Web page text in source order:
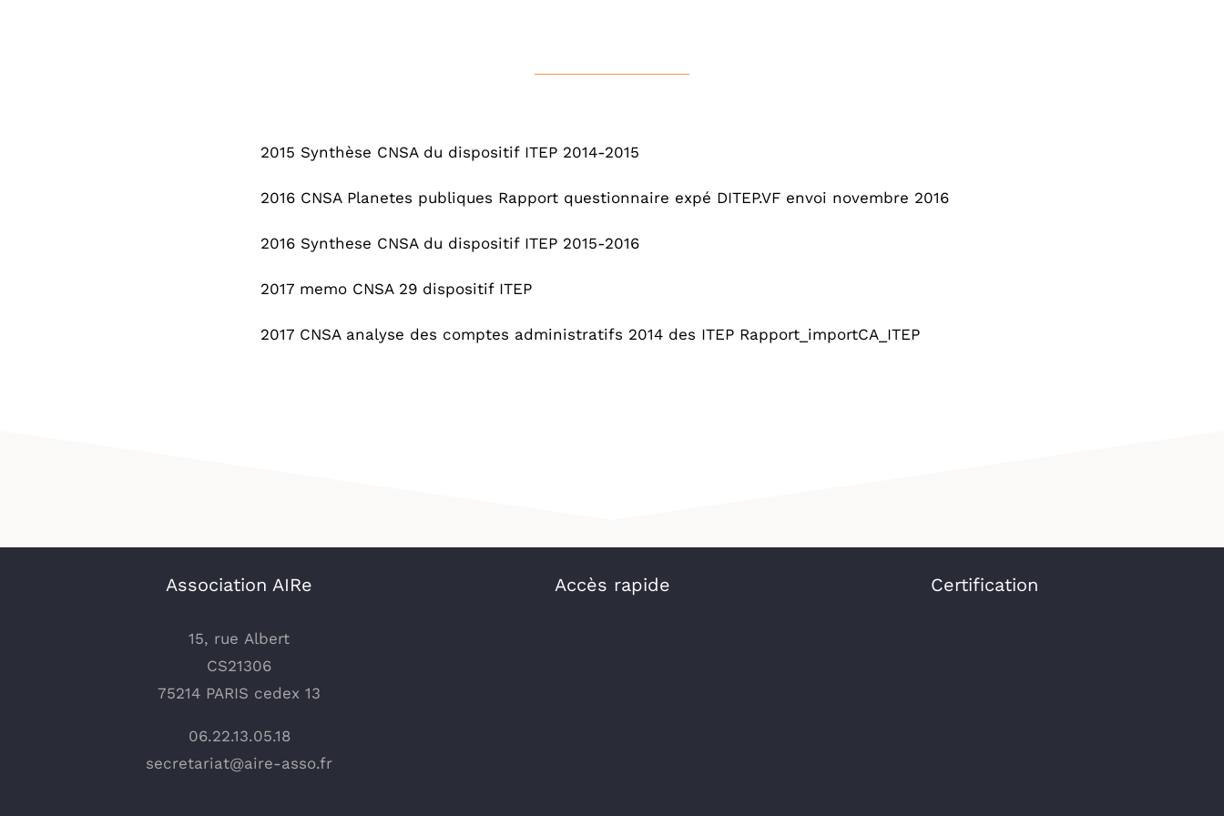
2015 Synthèse CNSA du dispositif ITEP 2014-2015
2016 CNSA Planetes publiques Rapport questionnaire expé DITEP.VF envoi novembre 2016
2016 Synthese CNSA du dispositif ITEP 2015-2016
2017 memo CNSA 29 dispositif ITEP
2017 CNSA analyse des comptes administratifs 2014 des ITEP Rapport_importCA_ITEP
Association AIRe
15, rue Albert
CS21306
75214 PARIS cedex 13
06.22.13.05.18
secretariat@aire-asso.fr
Accès rapide Certification